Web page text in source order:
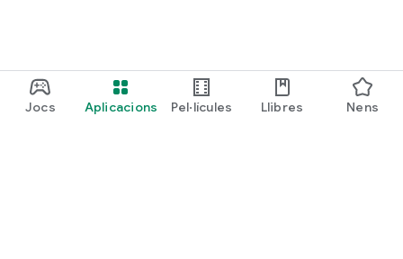
Jocs Aplicacions Pel·lícules Llibres Nens